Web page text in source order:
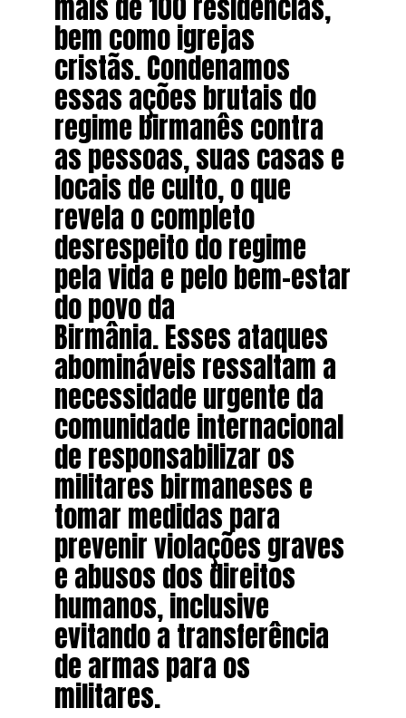
bem como igrejas
cristãs. Condenamos
essas ações brutais do
regime birmanês contra
as pessoas, suas casas e
locais de culto, o que
revela o completo
desrespeito do regime
pela vida e pelo bem-estar
do povo da
Birmânia. Esses ataques
abomináveis ​​ressaltam a
necessidade urgente da
comunidade internacional
de responsabilizar os
militares birmaneses e
tomar medidas para
prevenir violações graves
e abusos dos direitos
humanos, inclusive
evitando a transferência
de armas para os
militares.